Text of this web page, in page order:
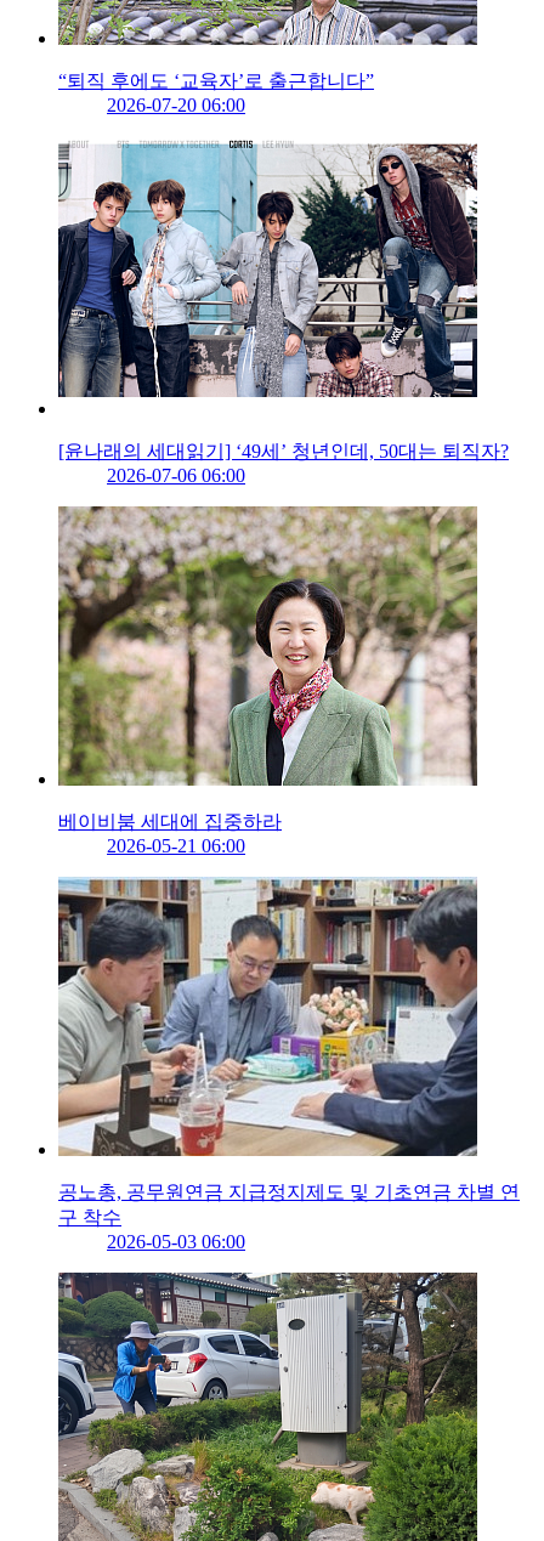
“퇴직 후에도 ‘교육자’로 출근합니다”
2026-07-20 06:00
[윤나래의 세대읽기] ‘49세’ 청년인데, 50대는 퇴직자?
2026-07-06 06:00
베이비붐 세대에 집중하라
2026-05-21 06:00
공노총, 공무원연금 지급정지제도 및 기초연금 차별 연
구 착수
2026-05-03 06:00